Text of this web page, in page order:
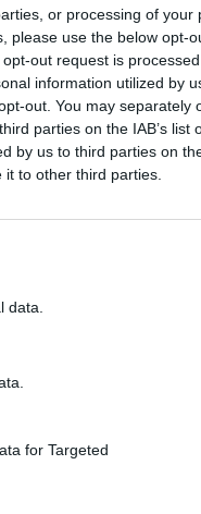
or processing of your
please use the below opt-
out request is
information utilized by
out. You may separately
parties on the IAB’s list
by us to third parties on
to other third parties.
data.
for Targeted